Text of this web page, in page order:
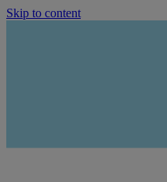
Skip to content